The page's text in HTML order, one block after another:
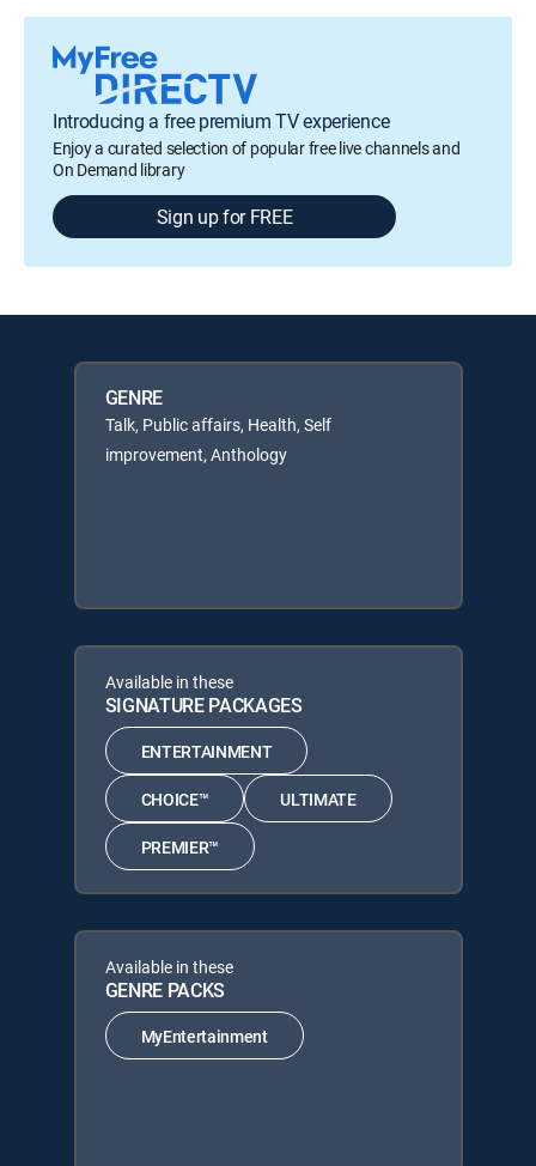
Introducing a free premium TV experience
Enjoy a curated selection of popular free live channels and
On Demand library
Sign up for FREE
GENRE
Talk, Public affairs, Health, Self
improvement, Anthology
Available in these
SIGNATURE PACKAGES
ENTERTAINMENT
CHOICE™ ULTIMATE
PREMIER™
Available in these
GENRE PACKS
MyEntertainment